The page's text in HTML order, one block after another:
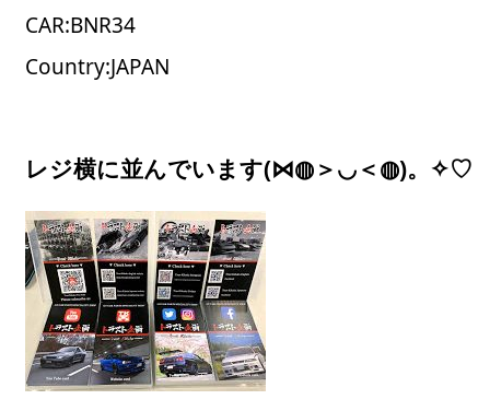
CAR:BNR34
Country:JAPAN
レジ横に並んでいます(⋈◍＞◡＜◍)。✧♡